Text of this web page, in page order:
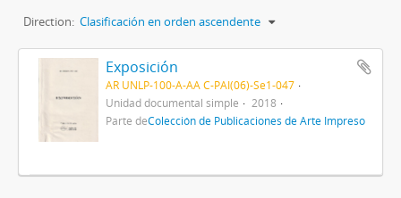
Direction: Clasificación en orden ascendente
Exposición
AR UNLP-100-A-AA C-PAI(06)-Se1-047
Unidad documental simple
2018
Parte deColección de Publicaciones de Arte Impreso